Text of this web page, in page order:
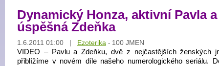
Dynamický Honza, aktivní Pavla a
úspěšná Zdeňka
1.6.2011 01:00 | Ezoterika - 100 JMEN
VIDEO – Pavlu a Zdeňku, dvě z nejčastějších ženských
přiblížíme v novém díle našeho numerologického seriálu.